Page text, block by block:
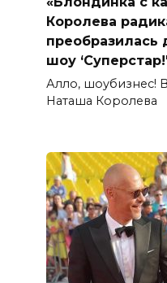
Королева
преобразилась
шоу
Алло, шоубизнес!
Наташа Королева